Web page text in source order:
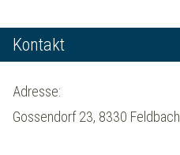
Kontakt
Adresse:
Gossendorf 23, 8330 Feldbach